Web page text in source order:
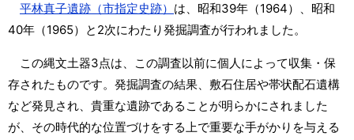
平林真子遺跡（市指定史跡） は、昭和39年（1964）、昭和
40年（1965）と2次にわたり発掘調査が行われました。
この縄文土器3点は、この調査以前に個人によって収集・保
存されたものです。発掘調査の結果、敷石住居や帯状配石遺構
など発見され、貴重な遺跡であることが明らかにされました
が、その時代的な位置づけをする上で重要な手がかりを与える